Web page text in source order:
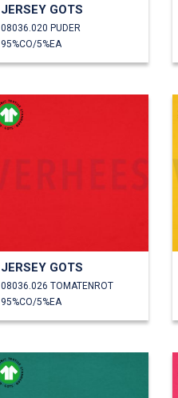
JERSEY GOTS
08036.020 PUDER
95%CO/5%EA
JERSEY GOTS
08036.026 TOMATENROT
95%CO/5%EA